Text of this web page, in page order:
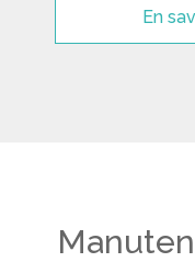
En